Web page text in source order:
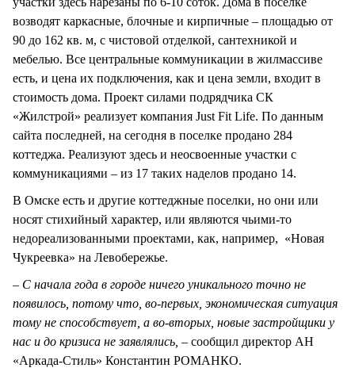
возводят каркасные, блочные и кирпичные – площадью от
90 до 162 кв. м, с чистовой отделкой, сантехникой и
мебелью. Все центральные коммуникации в жилмассиве
есть, и цена их подключения, как и цена земли, входит в
стоимость дома. Проект силами подрядчика СК
«Жилстрой» реализует компания Just Fit Life. По данным
сайта последней, на сегодня в поселке продано 284
коттеджа. Реализуют здесь и неосвоенные участки с
коммуникациями – из 17 таких наделов продано 14.
В Омске есть и другие коттеджные поселки, но они или
носят стихийный характер, или являются чьими-то
недореализованными проектами, как, например, «Новая
Чукреевка» на Левобережье.
– С начала года в городе ничего уникального точно не
появилось, потому что, во-первых, экономическая ситуация
тому не способствует, а во-вторых, новые застройщики у
нас и до кризиса не заявлялись, – сообщил директор АН
«Аркада-Стиль» Константин РОМАНКО.